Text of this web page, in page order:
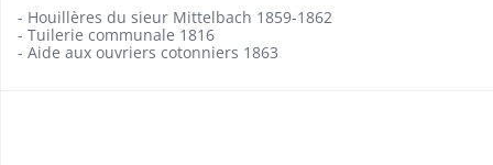
- Houillères du sieur Mittelbach 1859-1862
- Tuilerie communale 1816
- Aide aux ouvriers cotonniers 1863